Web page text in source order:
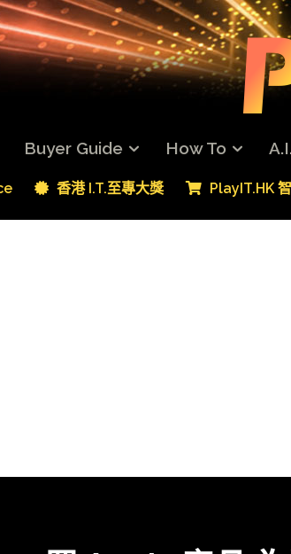
Buyer Guide How To
香港 I.T.至專大獎 PlayIT.HK